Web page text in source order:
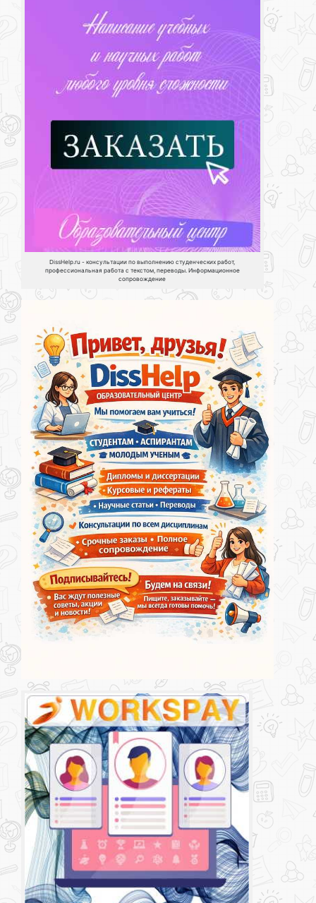
DissHelp.ru - консультации по выполнению студенческих работ,
профессиональная работа с текстом, переводы. Информационное
сопровождение